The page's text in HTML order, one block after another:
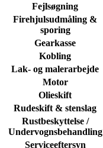
Fejlsøgning
Firehjulsudmåling &
sporing
Gearkasse
Kobling
Lak- og malerarbejde
Motor
Olieskift
Rudeskift & stenslag
Rustbeskyttelse /
Undervognsbehandling
Serviceeftersyn